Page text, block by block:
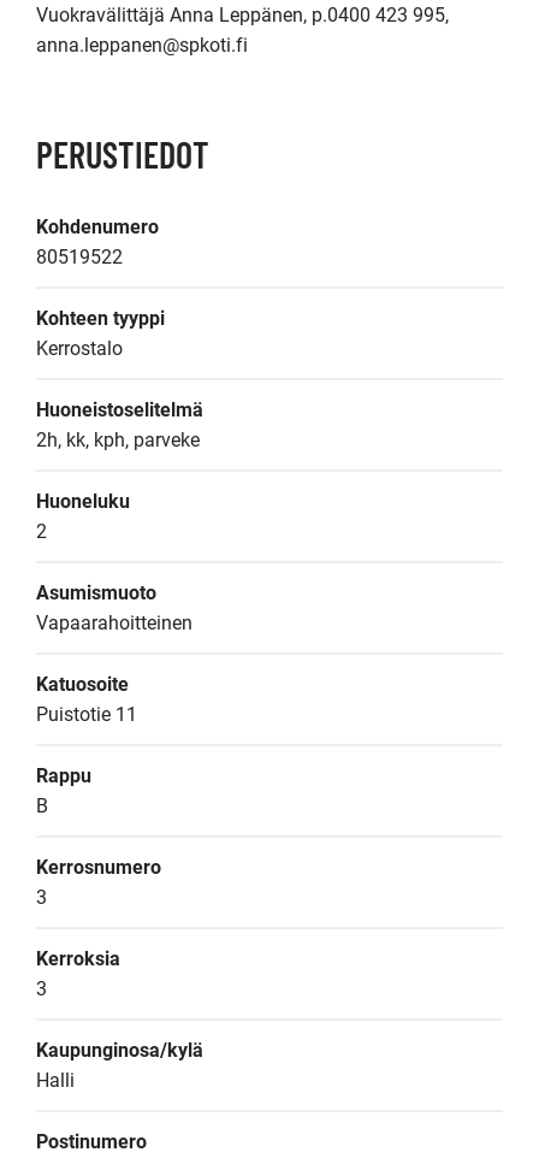
Vuokravälittäjä Anna Leppänen, p.0400 423 995,
anna.leppanen@spkoti.fi
PERUSTIEDOT
Kohdenumero
80519522
Kohteen tyyppi
Kerrostalo
Huoneistoselitelmä
2h, kk, kph, parveke
Huoneluku
2
Asumismuoto
Vapaarahoitteinen
Katuosoite
Puistotie 11
Rappu
B
Kerrosnumero
3
Kerroksia
3
Kaupunginosa/kylä
Halli
Postinumero